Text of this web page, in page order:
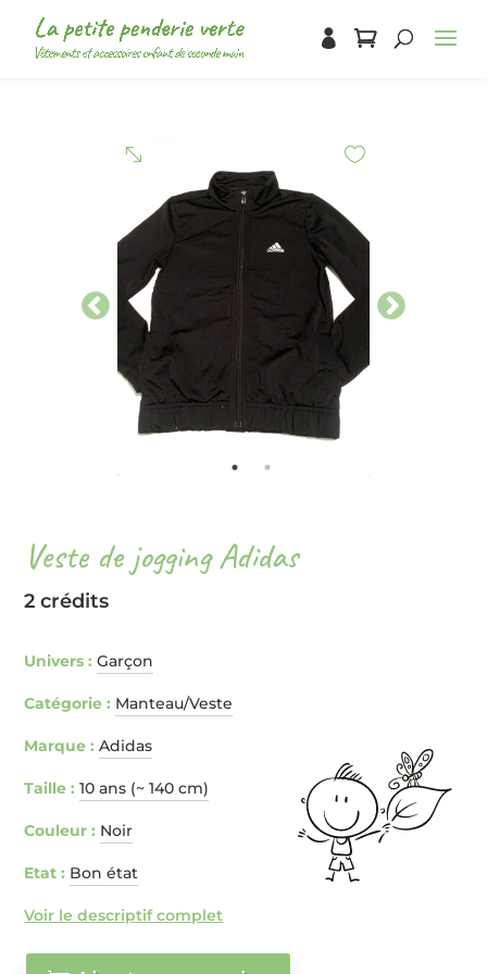
Veste de jogging Adidas
2 crédits
Univers : Garçon
Catégorie : Manteau/Veste
Marque : Adidas
Taille : 10 ans (~ 140 cm)
Couleur : Noir
Etat : Bon état
Voir le descriptif complet